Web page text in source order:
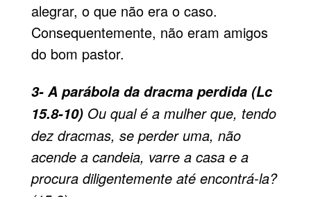
alegrar, o que não era o caso.
Consequentemente, não eram amigos
do bom pastor.
3- A parábola da dracma perdida (Lc
15.8-10)Ou qual é a mulher que, tendo
dez dracmas, se perder uma, não
acende a candeia, varre a casa e a
procura diligentemente até encontrá-la?